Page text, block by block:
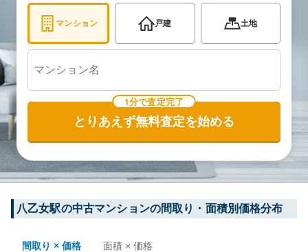
マンション 戸建 土地
1分で査定完了
とりあえず無料査定を始める
八乙女駅の中古マンションの間取り・面積別価格分布
間取り × 価格 面積 × 価格